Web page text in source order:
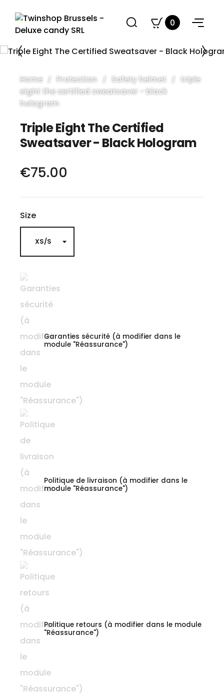
0
Home Protection Safety helmet
triple
eight the certified sweatsaver - black
hologram
Triple Eight The Certified
Sweatsaver - Black Hologram
€75.00
Size
Garanties sécurité (à modifier dans le
module "Réassurance")
Politique de livraison (à modifier dans le
module "Réassurance")
Politique retours (à modifier dans le module
"Réassurance")